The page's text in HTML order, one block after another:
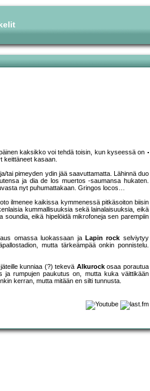
kaksikko voi tehdä toisin, kun kyseessä on
keittäneet kasaan.
tai pimeyden ydin jää saavuttamatta. Lähinnä duo
ja dia de los muertos -saumansa hukaten.
nyt puhumattakaan. Gringos locos…
ilmenee kaikissa kymmenessä pitkäsoiton biisin
kummallisuuksia sekä lainalaisuuksia, eikä
eikä hipelöidä mikrofoneja sen parempiin
omassa luokassaan ja Lapin rock selviytyy
mutta tärkeämpää onkin ponnistelu.
kunniaa (?) tekevä Alkurockosaa porautua
ja rumpujen paukutus on, mutta kuka väittikään
kerran, mutta mitään en silti tunnusta.